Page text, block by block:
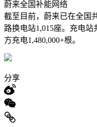
蔚来全国补能网络
截至目前，蔚来已在全国
路换电站1,015座。充电站
方充电1,480,000+根。
分享